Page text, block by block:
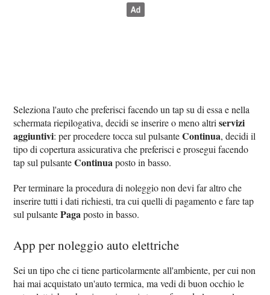
Seleziona l'auto che preferisci facendo un tap su di essa e nella
schermata riepilogativa, decidi se inserire o meno altriservizi
aggiuntivi: per procedere tocca sul pulsanteContinua, decidi il
tipo di copertura assicurativa che preferisci e prosegui facendo
tap sul pulsanteContinuaposto in basso.
Per terminare la procedura di noleggio non devi far altro che
inserire tutti i dati richiesti, tra cui quelli di pagamento e fare tap
sul pulsantePagaposto in basso.
App per noleggio auto elettriche
Sei un tipo che ci tiene particolarmente all'ambiente, per cui non
hai mai acquistato un'auto termica, ma vedi di buon occhio le